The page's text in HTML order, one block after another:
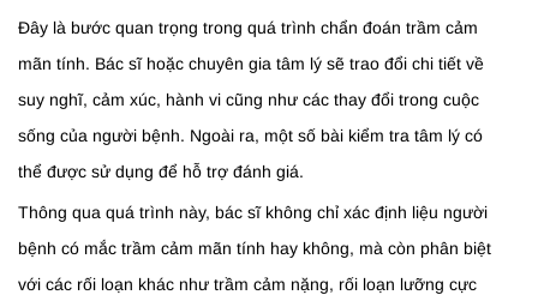
Đây là bước quan trọng trong quá trình chẩn đoán trầm cảm
mãn tính. Bác sĩ hoặc chuyên gia tâm lý sẽ trao đổi chi tiết về
suy nghĩ, cảm xúc, hành vi cũng như các thay đổi trong cuộc
sống của người bệnh. Ngoài ra, một số bài kiểm tra tâm lý có
thể được sử dụng để hỗ trợ đánh giá.
Thông qua quá trình này, bác sĩ không chỉ xác định liệu người
bệnh có mắc trầm cảm mãn tính hay không, mà còn phân biệt
với các rối loạn khác như trầm cảm nặng, rối loạn lưỡng cực